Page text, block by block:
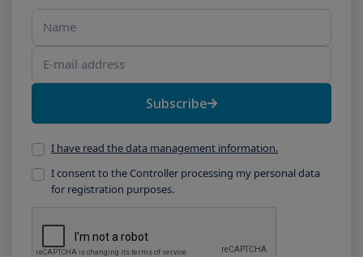
Subscribe
I have read the data management information.
I consent to the Controller processing my personal data
for registration purposes.